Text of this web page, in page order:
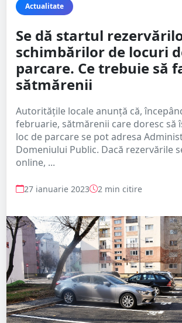
Actualitate
Se dă startul
schimbărilor de locuri
parcare. Ce trebuie să
sătmărenii
Autoritățile locale anunță că,
februarie, sătmărenii care doresc să
loc de parcare se pot adresa
Domeniului Public. Dacă rezervările
online, ...
27 ianuarie 2023 2 min citire